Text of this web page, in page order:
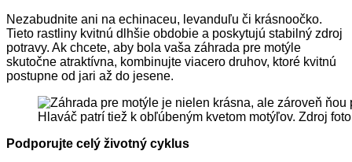
Nezabudnite ani na echinaceu, levanduľu či krásnoočko.
Tieto rastliny kvitnú dlhšie obdobie a poskytujú stabilný zdroj
potravy. Ak chcete, aby bola vaša záhrada pre motýle
skutočne atraktívna, kombinujte viacero druhov, ktoré kvitnú
postupne od jari až do jesene.
Hlaváč patrí tiež k obľúbeným kvetom motýľov. Zdroj
Podporujte celý životný cyklus